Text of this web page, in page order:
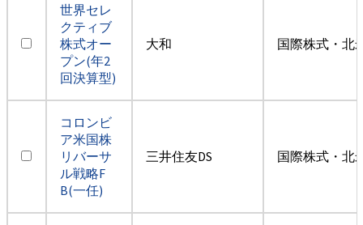
世界セレ
クティブ
株式オー
プン(年2
回決算型)
大和 国際株式・北
コロンビ
ア米国株
リバーサ
ル戦略F
B(一任)
三井住友DS 国際株式・北